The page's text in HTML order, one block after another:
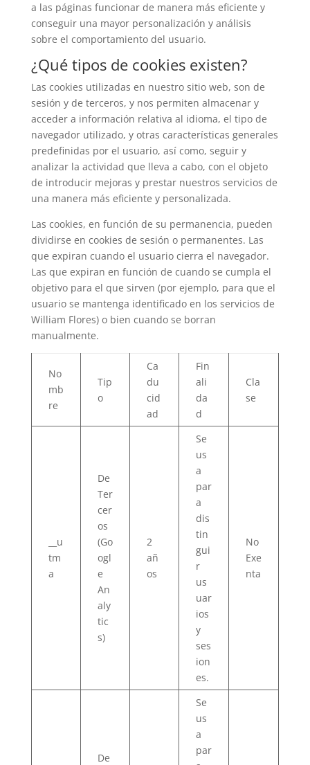
a las páginas funcionar de manera más eficiente y
conseguir una mayor personalización y análisis
sobre el comportamiento del usuario.
¿Qué tipos de cookies existen?
Las cookies utilizadas en nuestro sitio web, son de
sesión y de terceros, y nos permiten almacenar y
acceder a información relativa al idioma, el tipo de
navegador utilizado, y otras características generales
predefinidas por el usuario, así como, seguir y
analizar la actividad que lleva a cabo, con el objeto
de introducir mejoras y prestar nuestros servicios de
una manera más eficiente y personalizada.
Las cookies, en función de su permanencia, pueden
dividirse en cookies de sesión o permanentes. Las
que expiran cuando el usuario cierra el navegador.
Las que expiran en función de cuando se cumpla el
objetivo para el que sirven (por ejemplo, para que el
usuario se mantenga identificado en los servicios de
William Flores) o bien cuando se borran
manualmente.
No
mb
re
Tip
o
Ca
du
cid
ad
Fin
ali
da
d
Cla
se
__u
tm
a
De
Ter
cer
os
(Go
ogl
e
An
aly
tic
s)
2
añ
os
Se
us
a
par
a
dis
tin
gui
r
us
uar
ios
y
ses
ion
es.
No
Exe
nta
De
Se
us
a
par